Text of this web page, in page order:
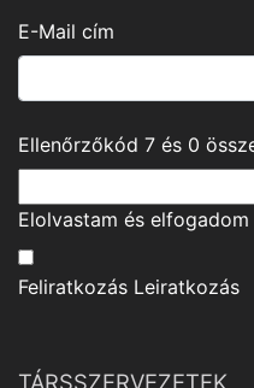
E-Mail cím
Ellenőrzőkód 7 és 0
Elolvastam és elfogadom
Feliratkozás Leiratkozás
TÁRSSZERVEZETEK